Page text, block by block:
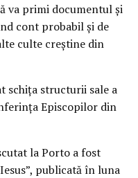
va primi documentul şi
cont probabil şi de
culte creştine din
schiţa structurii sale a
Episcopilor din
la Porto a fost
publicată în luna